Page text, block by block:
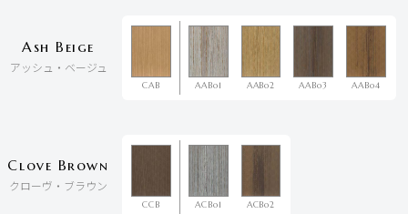
Ash Beige
アッシュ・ベージュ
CAB AABo1 AABo2 AABo3 AABo4
Clove Brown
クローヴ・ブラウン
CCB ACBo1 ACBo2